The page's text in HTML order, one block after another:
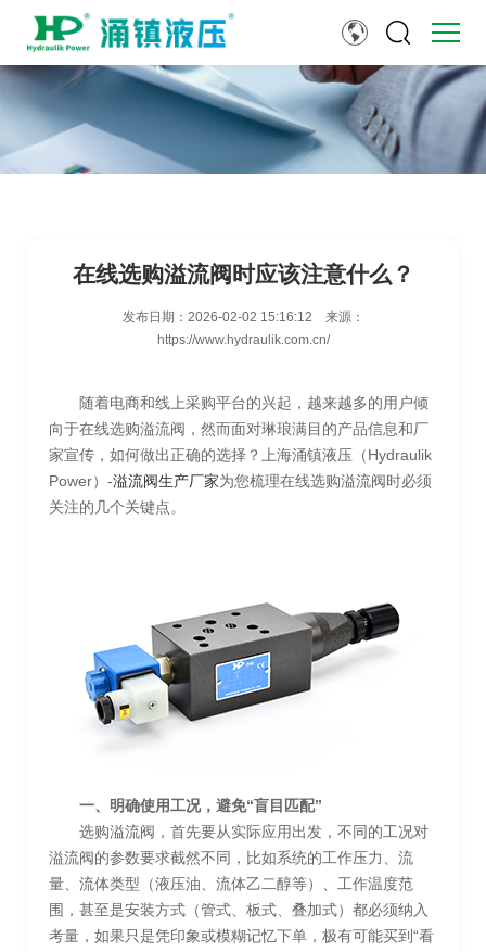
在线选购溢流阀时应该注意什么？
发布日期： 2026-02-02 15:16:12
来源：
https://www.hydraulik.com.cn/
随着电商和线上采购平台的兴起，越来越多的用户倾
向于在线选购溢流阀，然而面对琳琅满目的产品信息和厂
家宣传，如何做出正确的选择？上海涌镇液压（Hydraulik
Power）-溢流阀生产厂家为您梳理在线选购溢流阀时必须
关注的几个关键点。
一、明确使用工况，避免“盲目匹配”
选购溢流阀，首先要从实际应用出发，不同的工况对
溢流阀的参数要求截然不同，比如系统的工作压力、流
量、流体类型（液压油、流体乙二醇等）、工作温度范
围，甚至是安装方式（管式、板式、叠加式）都必须纳入
考量，如果只是凭印象或模糊记忆下单，极有可能买到“看